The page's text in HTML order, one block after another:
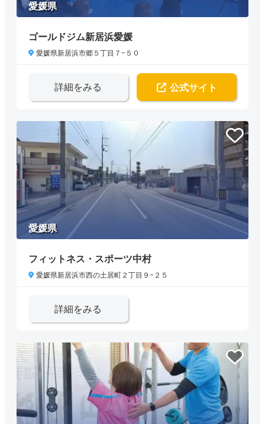
愛媛県
ゴールドジム新居浜愛媛
愛媛県新居浜市郷５丁目７−５０
詳細をみる 公式サイト
愛媛県
フィットネス・スポーツ中村
愛媛県新居浜市西の土居町２丁目９−２５
詳細をみる